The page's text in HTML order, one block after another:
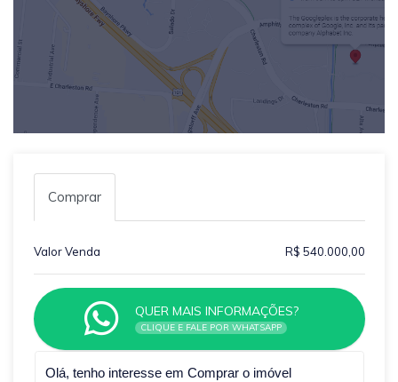
Comprar
Valor Venda R$ 540.000,00
QUER MAIS INFORMAÇÕES?
CLIQUE E FALE POR WHATSAPP